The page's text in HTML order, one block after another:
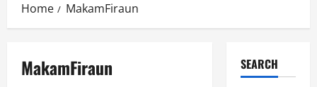
Home MakamFiraun
MakamFiraun SEARCH